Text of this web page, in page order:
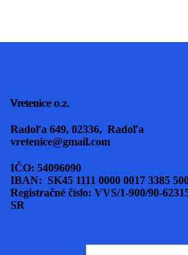
Vretenice o.z.
Radoľa 649, 02336, Radoľa
vretenice@gmail.com
IČO: 54096090
IBAN: SK45 1111 0000 0017 3385
Registračné číslo: VVS/1-900/90-
SR